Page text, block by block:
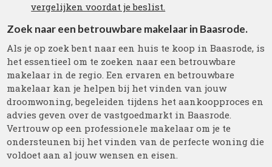
vergelijken voordat je beslist.
Zoek naar een betrouwbare makelaar in Baasrode.
Als je op zoek bent naar een huis te koop in Baasrode, is
het essentieel om te zoeken naar een betrouwbare
makelaar in de regio. Een ervaren en betrouwbare
makelaar kan je helpen bij het vinden van jouw
droomwoning, begeleiden tijdens het aankoopproces en
advies geven over de vastgoedmarkt in Baasrode.
Vertrouw op een professionele makelaar om je te
ondersteunen bij het vinden van de perfecte woning die
voldoet aan al jouw wensen en eisen.